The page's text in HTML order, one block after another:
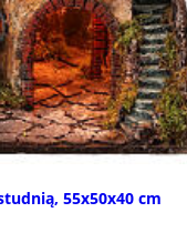
55x50x40 cm